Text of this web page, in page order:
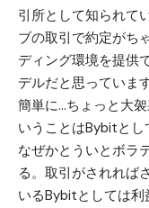
引所として知られて
ブの取引で約定がち
ディング環境を提供
デルだと思っています
簡単に…ちょっと大
いうことはBybitとし
なぜかとういとボラ
る。取引がされれば
いるBybitとしては利